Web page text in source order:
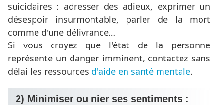
suicidaires : adresser des adieux, exprimer un
désespoir insurmontable, parler de la mort
comme d'une délivrance…
Si vous croyez que l'état de la personne
représente un danger imminent, contactez sans
délai les ressources d'aide en santé mentale.
2) Minimiser ou nier ses sentiments :